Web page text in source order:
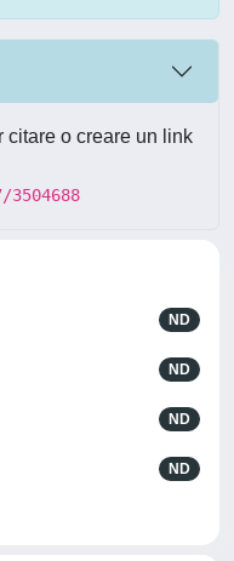
citare o creare un link
ND
ND
ND
ND